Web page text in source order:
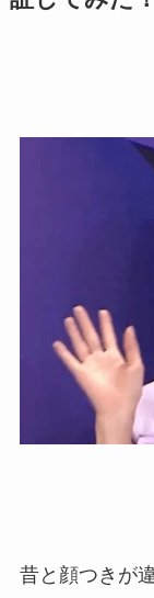
昔と顔つきが